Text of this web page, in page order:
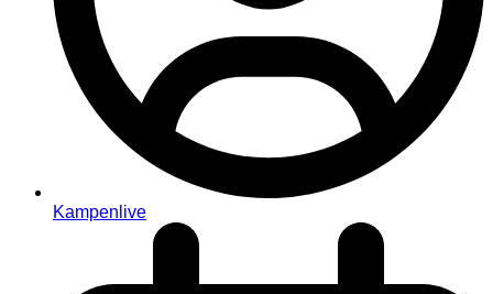
Kampenlive